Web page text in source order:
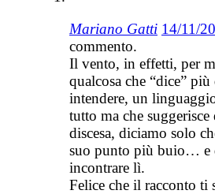
Mariano Gatti 14/11/
commento.
Il vento, in effetti, per
qualcosa che “dice”
intendere, un
tutto ma che
discesa, diciamo solo
suo punto più buio… e
incontrare lì.
Felice che il racconto ti